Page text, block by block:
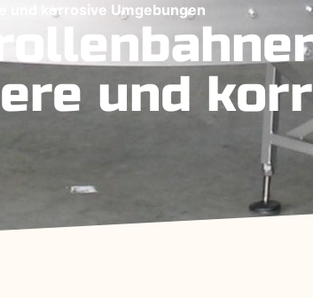
und korrosive Umgebungen
und